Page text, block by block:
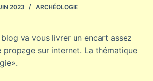
2023 ARCHÉOLOGIE
va vous livrer un encart assez
propage sur internet. La thématique